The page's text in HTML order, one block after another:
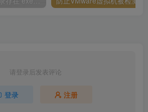
请登录后发表评论
登录 注册